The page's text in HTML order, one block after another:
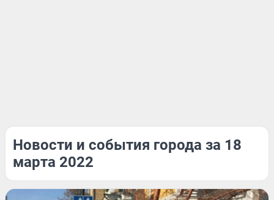
Новости и события города за 18
марта 2022